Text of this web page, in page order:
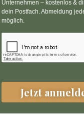
Unternehmen – kostenlos &
dein Postfach. Abmeldung
möglich.
Jetzt